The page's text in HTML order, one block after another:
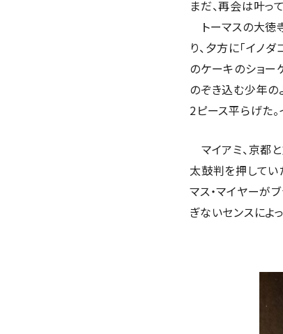
まだ、再会は叶っ
トーマスの大徳
り、夕方に「イノ
のケーキのショー
のぞき込む少年の
2ピース平らげた
マイアミ、京都
太鼓判を押してい
マス・マイヤーが
ぎないセンスによ